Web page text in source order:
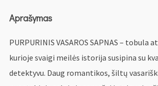
Aprašymas
PURPURINIS VASAROS SAPNAS – tobula
kurioje svaigi meilės istorija susipina su
detektyvu. Daug romantikos, šiltų